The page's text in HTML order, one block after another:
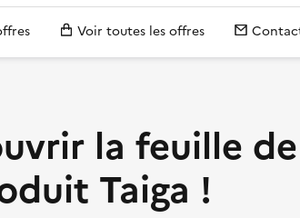
Voir toutes les offres
la feuille de
Taiga !